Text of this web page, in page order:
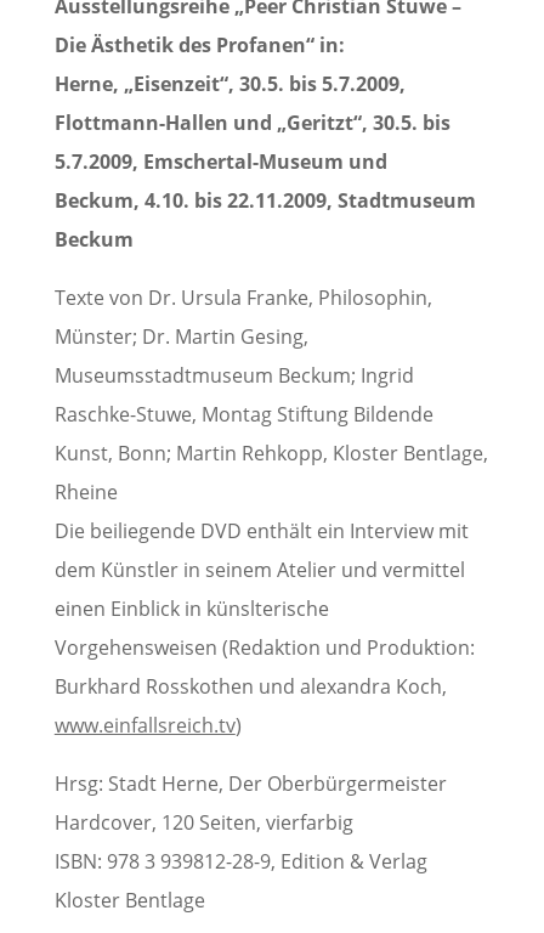
Ausstellungsreihe „Peer Christian Stuwe –
Die Ästhetik des Profanen“ in:
Herne, „Eisenzeit“, 30.5. bis 5.7.2009,
Flottmann-Hallen und „Geritzt“, 30.5. bis
5.7.2009, Emschertal-Museum und
Beckum, 4.10. bis 22.11.2009, Stadtmuseum
Beckum
Texte von Dr. Ursula Franke, Philosophin,
Münster; Dr. Martin Gesing,
Museumsstadtmuseum Beckum; Ingrid
Raschke-Stuwe, Montag Stiftung Bildende
Kunst, Bonn; Martin Rehkopp, Kloster Bentlage,
Rheine
Die beiliegende DVD enthält ein Interview mit
dem Künstler in seinem Atelier und vermittel
einen Einblick in künslterische
Vorgehensweisen (Redaktion und Produktion:
Burkhard Rosskothen und alexandra Koch,
www.einfallsreich.tv)
Hrsg: Stadt Herne, Der Oberbürgermeister
Hardcover, 120 Seiten, vierfarbig
ISBN: 978 3 939812-28-9, Edition & Verlag
Kloster Bentlage